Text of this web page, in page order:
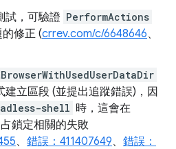
試，可驗證 PerformActions
的修正 (crrev.com/c/6648646、
立區段 (並提出追蹤錯誤)，因
shell 時，這會在
鎖定相關的失敗
、 錯誤：411407649、 錯誤：